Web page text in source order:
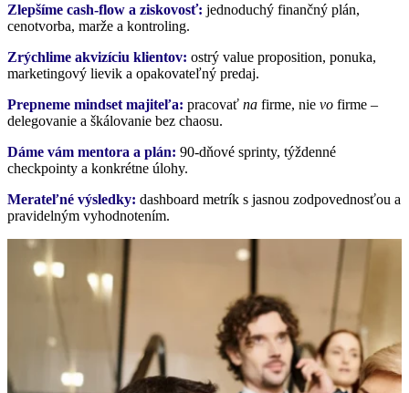
Zlepšíme cash-flow a ziskovosť: jednoduchý finančný plán,
cenotvorba, marže a kontroling.
Zrýchlime akvizíciu klientov: ostrý value proposition, ponuka,
marketingový lievik a opakovateľný predaj.
Prepneme mindset majiteľa: pracovať na firme, nie vo firme –
delegovanie a škálovanie bez chaosu.
Dáme vám mentora a plán: 90-dňové sprinty, týždenné
checkpointy a konkrétne úlohy.
Merateľné výsledky: dashboard metrík s jasnou zodpovednosťou a
pravidelným vyhodnotením.